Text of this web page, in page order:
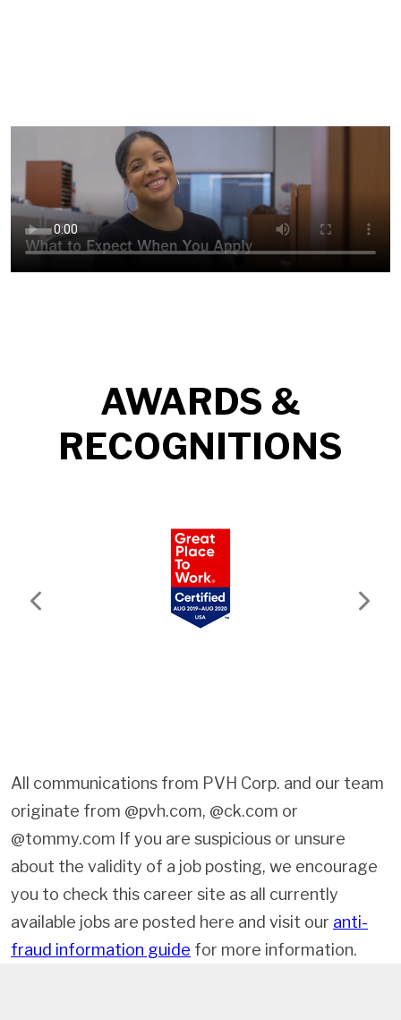
AWARDS &
RECOGNITIONS
Previous Next
All communications from PVH Corp. and our team
originate from @pvh.com, @ck.com or
@tommy.com If you are suspicious or unsure
about the validity of a job posting, we encourage
you to check this career site as all currently
available jobs are posted here and visit our anti-
fraud information guide for more information.